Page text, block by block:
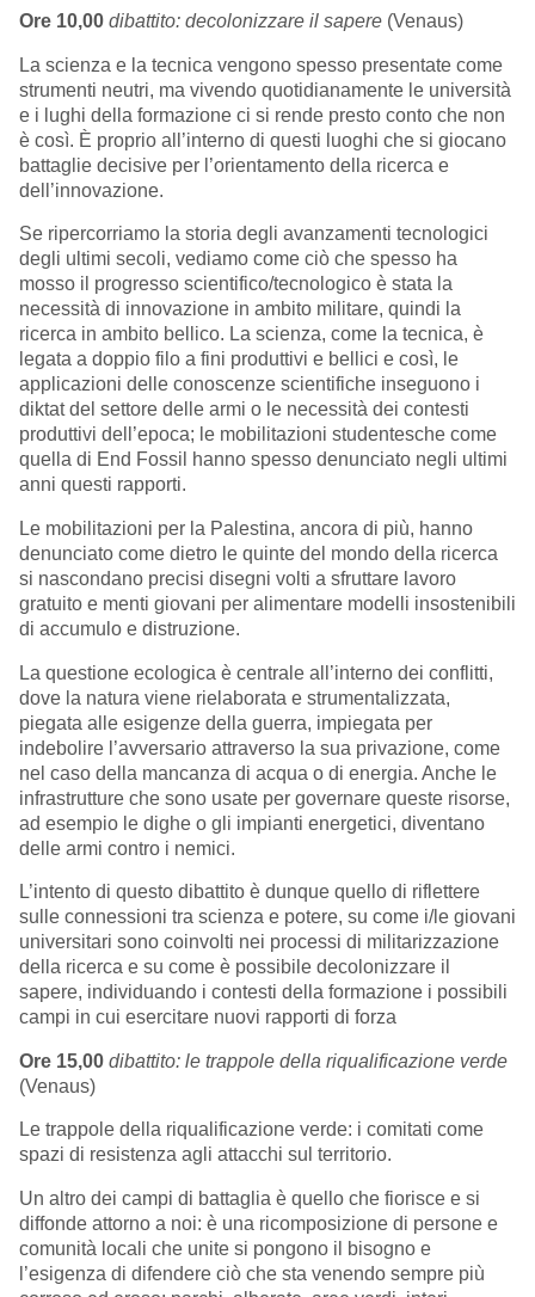
Ore 10,00 dibattito: decolonizzare il sapere (Venaus)
La scienza e la tecnica vengono spesso presentate come
strumenti neutri, ma vivendo quotidianamente le università
e i lughi della formazione ci si rende presto conto che non
è così. È proprio all’interno di questi luoghi che si giocano
battaglie decisive per l’orientamento della ricerca e
dell’innovazione.
Se ripercorriamo la storia degli avanzamenti tecnologici
degli ultimi secoli, vediamo come ciò che spesso ha
mosso il progresso scientifico/tecnologico è stata la
necessità di innovazione in ambito militare, quindi la
ricerca in ambito bellico. La scienza, come la tecnica, è
legata a doppio filo a fini produttivi e bellici e così, le
applicazioni delle conoscenze scientifiche inseguono i
diktat del settore delle armi o le necessità dei contesti
produttivi dell’epoca; le mobilitazioni studentesche come
quella di End Fossil hanno spesso denunciato negli ultimi
anni questi rapporti.
Le mobilitazioni per la Palestina, ancora di più, hanno
denunciato come dietro le quinte del mondo della ricerca
si nascondano precisi disegni volti a sfruttare lavoro
gratuito e menti giovani per alimentare modelli insostenibili
di accumulo e distruzione.
La questione ecologica è centrale all’interno dei conflitti,
dove la natura viene rielaborata e strumentalizzata,
piegata alle esigenze della guerra, impiegata per
indebolire l’avversario attraverso la sua privazione, come
nel caso della mancanza di acqua o di energia. Anche le
infrastrutture che sono usate per governare queste risorse,
ad esempio le dighe o gli impianti energetici, diventano
delle armi contro i nemici.
L’intento di questo dibattito è dunque quello di riflettere
sulle connessioni tra scienza e potere, su come i/le giovani
universitari sono coinvolti nei processi di militarizzazione
della ricerca e su come è possibile decolonizzare il
sapere, individuando i contesti della formazione i possibili
campi in cui esercitare nuovi rapporti di forza
Ore 15,00 dibattito: le trappole della riqualificazione verde
(Venaus)
Le trappole della riqualificazione verde: i comitati come
spazi di resistenza agli attacchi sul territorio.
Un altro dei campi di battaglia è quello che fiorisce e si
diffonde attorno a noi: è una ricomposizione di persone e
comunità locali che unite si pongono il bisogno e
l’esigenza di difendere ciò che sta venendo sempre più